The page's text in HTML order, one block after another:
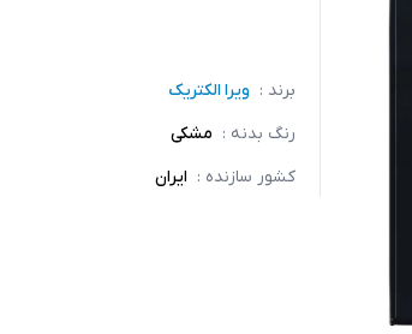
برند : ویرا الکتریک
رنگ بدنه : مشکی
کشور سازنده : ایران